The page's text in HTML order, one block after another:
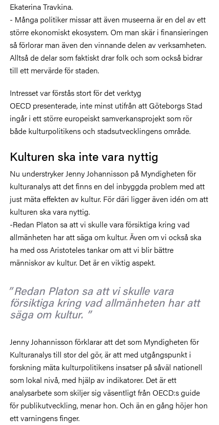
Ekaterina Travkina.
- Många politiker missar att även museerna är en del av ett
större ekonomiskt ekosystem. Om man skär i finansieringen
så förlorar man även den vinnande delen av verksamheten.
Alltså de delar som faktiskt drar folk och som också bidrar
till ett mervärde för staden.
Intresset var förstås stort för det verktyg
OECD presenterade, inte minst utifrån att Göteborgs Stad
ingår i ett större europeiskt samverkansprojekt som rör
både kulturpolitikens och stadsutvecklingens område.
Kulturen ska inte vara nyttig
Nu understryker Jenny Johannisson på Myndigheten för
kulturanalys att det finns en del inbyggda problem med att
just mäta effekten av kultur. För däri ligger även idén om att
kulturen ska vara nyttig.
-Redan Platon sa att vi skulle vara försiktiga kring vad
allmänheten har att säga om kultur. Även om vi också ska
ha med oss Aristoteles tankar om att vi blir bättre
människor av kultur. Det är en viktig aspekt.
Redan Platon sa att vi skulle vara
försiktiga kring vad allmänheten har att
säga om kultur.
Jenny Johannisson förklarar att det som Myndigheten för
Kulturanalys till stor del gör, är att med utgångspunkt i
forskning mäta kulturpolitikens insatser på såväl nationell
som lokal nivå, med hjälp av indikatorer. Det är ett
analysarbete som skiljer sig väsentligt från OECD:s guide
för publikutveckling, menar hon. Och än en gång höjer hon
ett varningens finger.